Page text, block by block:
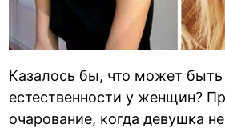
Казалось бы, что может быть
естественности у женщин?
очарование, когда девушка